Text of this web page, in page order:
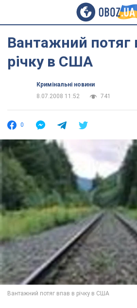
Вантажний потяг
річку в США
Кримінальні новини
8.07.2008 11:52
741
0